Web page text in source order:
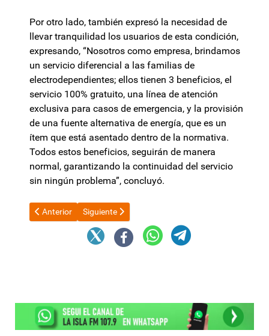
Por otro lado, también expresó la necesidad de
llevar tranquilidad los usuarios de esta condición,
expresando, “Nosotros como empresa, brindamos
un servicio diferencial a las familias de
electrodependientes; ellos tienen 3 beneficios, el
servicio 100% gratuito, una línea de atención
exclusiva para casos de emergencia, y la provisión
de una fuente alternativa de energía, que es un
ítem que está asentado dentro de la normativa.
Todos estos beneficios, seguirán de manera
normal, garantizando la continuidad del servicio
sin ningún problema”, concluyó.
Artículo anterior: Habrá nuevas condiciones para jubilarse si se
Anterior Artículo siguiente: Caputo contradice a Francos
Siguiente